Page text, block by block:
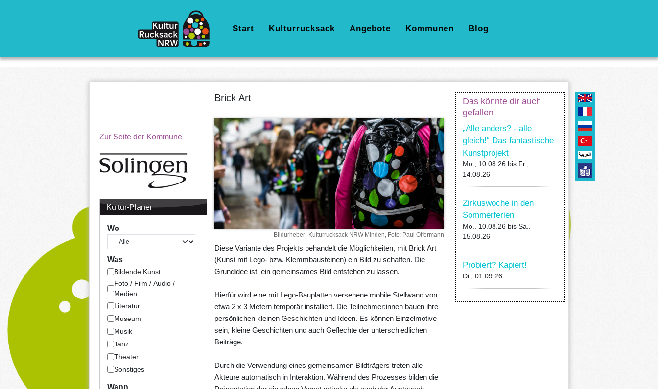
Hauptnavigation
Start Kulturrucksack Angebote Kommunen Blog
Zur Seite der Kommune
Kultur-Planer
Wo
Was
Bildende Kunst
Foto / Film / Audio /
Medien
Literatur
Museum
Musik
Tanz
Theater
Sonstiges
Wann
Brick Art
Bildurheber Kulturrucksack NRW Minden, Foto: Paul Olfermann
Diese Variante des Projekts behandelt die Möglichkeiten, mit Brick Art
(Kunst mit Lego- bzw. Klemmbausteinen) ein Bild zu schaffen. Die
Grundidee ist, ein gemeinsames Bild entstehen zu lassen.
Hierfür wird eine mit Lego-Bauplatten versehene mobile Stellwand von
etwa 2 x 3 Metern temporär installiert. Die Teilnehmer:innen bauen ihre
persönlichen kleinen Geschichten und Ideen. Es können Einzelmotive
sein, kleine Geschichten und auch Geflechte der unterschiedlichen
Beiträge.
Durch die Verwendung eines gemeinsamen Bildträgers treten alle
Akteure automatisch in Interaktion. Während des Prozesses bilden die
Das könnte dir auch
gefallen
„Alle anders? - alle
gleich!“ Das fantastische
Kunstprojekt
Mo., 10.08.26 bis Fr.,
14.08.26
Zirkuswoche in den
Sommerferien
Mo., 10.08.26 bis Sa.,
15.08.26
Probiert? Kapiert!
Di., 01.09.26